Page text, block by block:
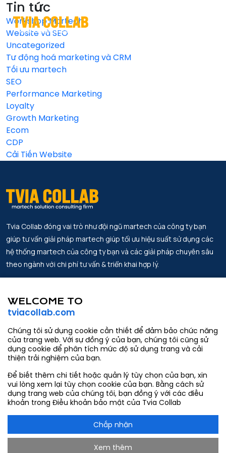
Tin tức
Workshop Martech
Website và SEO
Uncategorized
Tư động hoá marketing và CRM
Tối ưu martech
SEO
Performance Marketing
Loyalty
Growth Marketing
Ecom
CDP
Cải Tiến Website
Tvia Collab đóng vai trò như đội ngũ martech của công ty bạn
giúp tư vấn giải pháp martech giúp tối ưu hiệu suất sử dụng các
hệ thống martech của công ty bạn và các giải pháp chuyên sâu
theo ngành với chi phí tư vấn & triển khai hợp lý.
Đối tác
Liên hệ
Email.
contact@tviacollab.com
hang.tran@tviacollab.com
Số điện thoại.
933403565
WELCOME TO
tviacollab.com
Chúng tôi sử dụng cookie cần thiết để đảm bảo chức năng
của trang web. Với sự đồng ý của bạn, chúng tôi cũng sử
dụng cookie để phân tích mức độ sử dụng trang và cải
thiện trải nghiệm của bạn.
Để biết thêm chi tiết hoặc quản lý tùy chọn của bạn, xin
vui lòng xem lại tùy chọn cookie của bạn. Bằng cách sử
dụng trang web của chúng tôi, bạn đồng ý với các điều
khoản trong Điều khoản bảo mật của Tvia Collab
Chấp nhận
Xem thêm